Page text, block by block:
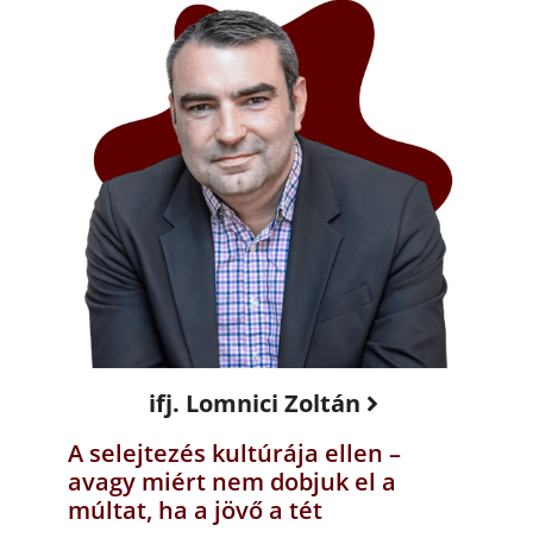
ifj. Lomnici Zoltán
A selejtezés kultúrája ellen –
avagy miért nem dobjuk el a
múltat, ha a jövő a tét